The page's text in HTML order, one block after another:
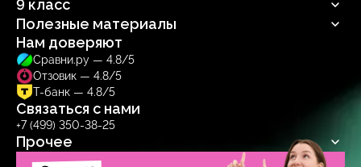
Обществознание
Биология
Информатика
Обществознание
Биология
9 класс
Русский язык
Полезные материалы
Блог
Учебник
Тренажер
Нам доверяют
Сравни.ру — 4.8/5
Отзовик — 4.8/5
Т-банк — 4.8/5
Связаться с нами
+7 (499) 350-38-25
Прочее